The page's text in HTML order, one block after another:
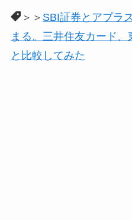
＞＞ SBI証券とアプラ
まる。三井住友カード
と比較してみた